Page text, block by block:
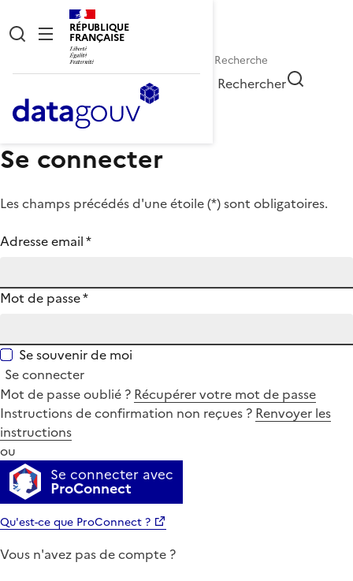
RÉPUBLIQUE
FRANÇAISE
Rechercher
Se connecter
Les champs précédés d'une étoile (*) sont obligatoires.
Adresse email*
Mot de passe*
Se souvenir de moi
Se connecter
Mot de passe oublié ? Récupérer votre mot de passe
Instructions de confirmation non reçues ? Renvoyer les
instructions
ou
Se connecter avec
ProConnect
Qu'est-ce que ProConnect ?
Vous n'avez pas de compte ?